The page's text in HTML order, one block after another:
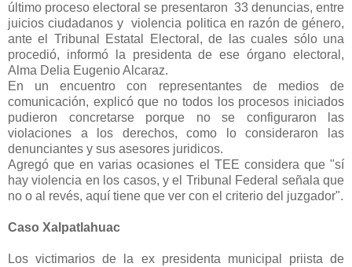
último proceso electoral se presentaron 33 denuncias, entre
juicios ciudadanos y violencia politica en razón de género,
ante el Tribunal Estatal Electoral, de las cuales sólo una
procedió, informó la presidenta de ese órgano electoral,
Alma Delia Eugenio Alcaraz.
En un encuentro con representantes de medios de
comunicación, explicó que no todos los procesos iniciados
pudieron concretarse porque no se configuraron las
violaciones a los derechos, como lo consideraron las
denunciantes y sus asesores juridicos.
Agregó que en varias ocasiones el TEE considera que "sí
hay violencia en los casos, y el Tribunal Federal señala que
no o al revés, aquí tiene que ver con el criterio del juzgador".
Caso Xalpatlahuac
Los victimarios de la ex presidenta municipal priista de